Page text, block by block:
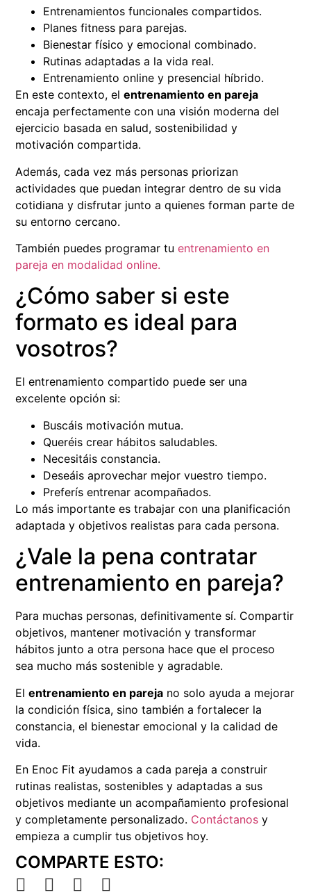
Entrenamientos funcionales compartidos.
Planes fitness para parejas.
Bienestar físico y emocional combinado.
Rutinas adaptadas a la vida real.
Entrenamiento online y presencial híbrido.
En este contexto, elentrenamiento en pareja
encaja perfectamente con una visión moderna del
ejercicio basada en salud, sostenibilidad y
motivación compartida.
Además, cada vez más personas priorizan
actividades que puedan integrar dentro de su vida
cotidiana y disfrutar junto a quienes forman parte de
su entorno cercano.
También puedes programar tuentrenamiento en
pareja en modalidad online.
¿Cómo saber si este
formato es ideal para
vosotros?
El entrenamiento compartido puede ser una
excelente opción si:
Buscáis motivación mutua.
Queréis crear hábitos saludables.
Necesitáis constancia.
Deseáis aprovechar mejor vuestro tiempo.
Preferís entrenar acompañados.
Lo más importante es trabajar con una planificación
adaptada y objetivos realistas para cada persona.
¿Vale la pena contratar
entrenamiento en pareja?
Para muchas personas, definitivamente sí. Compartir
objetivos, mantener motivación y transformar
hábitos junto a otra persona hace que el proceso
sea mucho más sostenible y agradable.
Elentrenamiento en pareja no solo ayuda a mejorar
la condición física, sino también a fortalecer la
constancia, el bienestar emocional y la calidad de
vida.
En Enoc Fit ayudamos a cada pareja a construir
rutinas realistas, sostenibles y adaptadas a sus
objetivos mediante un acompañamiento profesional
y completamente personalizado. Contáctanos y
empieza a cumplir tus objetivos hoy.
COMPARTE ESTO: